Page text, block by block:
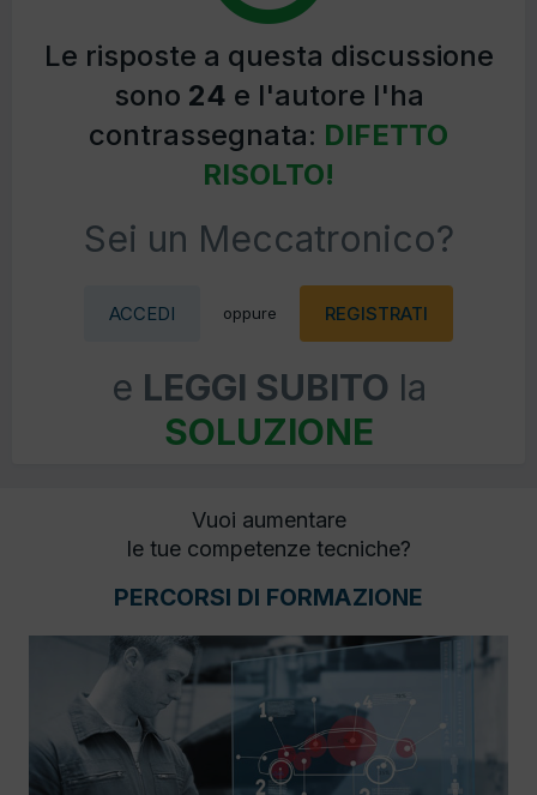
Le risposte a questa discussione
sono 24 e l'autore l'ha
contrassegnata: DIFETTO
RISOLTO!
Sei un Meccatronico?
ACCEDI oppure REGISTRATI
e LEGGI SUBITO la
SOLUZIONE
Vuoi aumentare
le tue competenze tecniche?
PERCORSI DI FORMAZIONE